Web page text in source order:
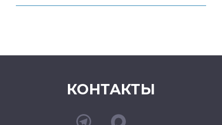
КОНТАКТЫ